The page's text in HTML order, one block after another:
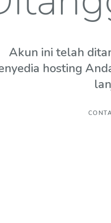
Akun ini telah
hosting